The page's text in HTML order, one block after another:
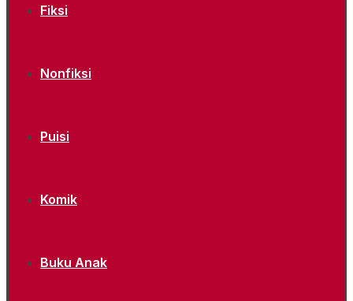
Fiksi
Nonfiksi
Puisi
Komik
Buku Anak